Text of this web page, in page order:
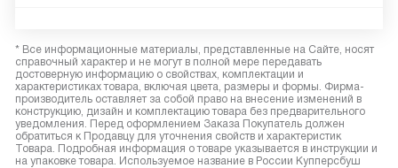
* Все информационные материалы, представленные на Сайте, носят
справочный характер и не могут в полной мере передавать
достоверную информацию о свойствах, комплектации и
характеристиках товара, включая цвета, размеры и формы. Фирма-
производитель оставляет за собой право на внесение изменений в
конструкцию, дизайн и комплектацию товара без предварительного
уведомления. Перед оформлением Заказа Покупатель должен
обратиться к Продавцу для уточнения свойств и характеристик
Товара. Подробная информация о товаре указывается в инструкции и
на упаковке товара. Используемое название в России Купперсбуш